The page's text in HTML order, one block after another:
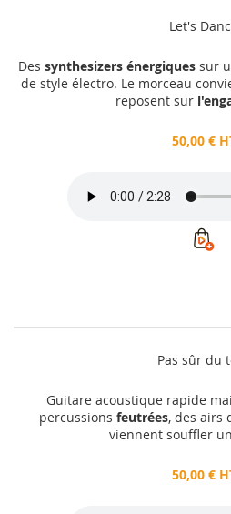
Let's
Des synthesizers énergiques sur
de style électro. Le morceau
reposent sur
50,00 €
Pas sûr du
Guitare acoustique rapide
percussions feutrées, des airs
viennent souffler
50,00 €